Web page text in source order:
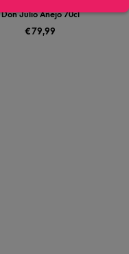
Don Julio Añejo 70cl
€79,99